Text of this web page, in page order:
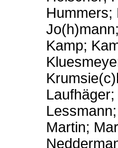
Hummers;
Kamp;
Martin;